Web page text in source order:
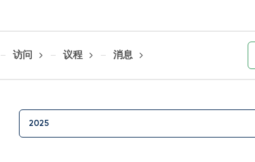
访问 议程 消息
2025